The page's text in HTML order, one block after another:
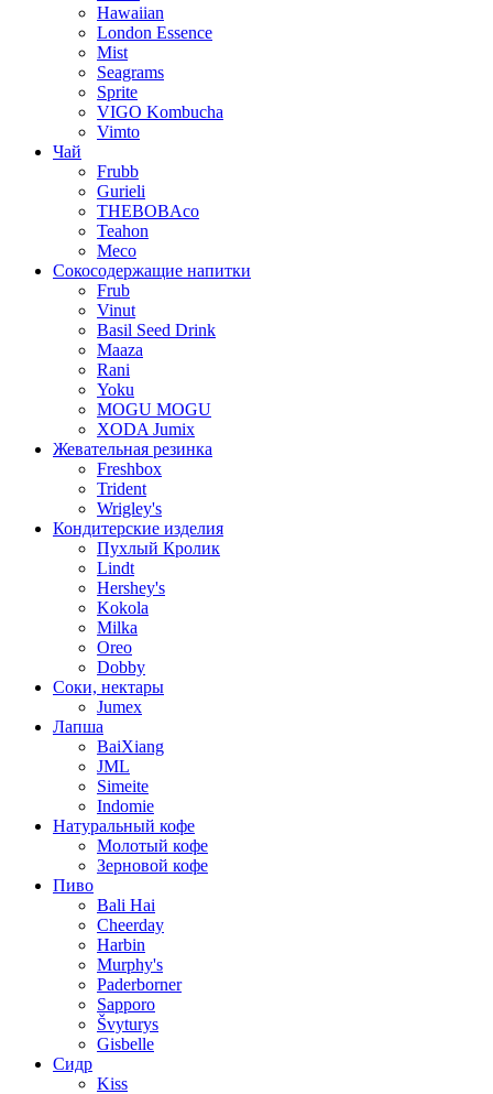
Hawaiian
London Essence
Mist
Seagrams
Sprite
VIGO Kombucha
Vimto
Чай
Frubb
Gurieli
THEBOBAco
Teahon
Meco
Сокосодержащие напитки
Frub
Vinut
Basil Seed Drink
Maaza
Rani
Yoku
MOGU MOGU
XODA Jumix
Жевательная резинка
Freshbox
Trident
Wrigley's
Кондитерские изделия
Пухлый Кролик
Lindt
Hershey's
Kokola
Milka
Oreo
Dobby
Соки, нектары
Jumex
Лапша
BaiXiang
JML
Simeite
Indomie
Натуральный кофе
Молотый кофе
Зерновой кофе
Пиво
Bali Hai
Cheerday
Harbin
Murphy's
Paderborner
Sapporo
Švyturys
Gisbelle
Сидр
Kiss